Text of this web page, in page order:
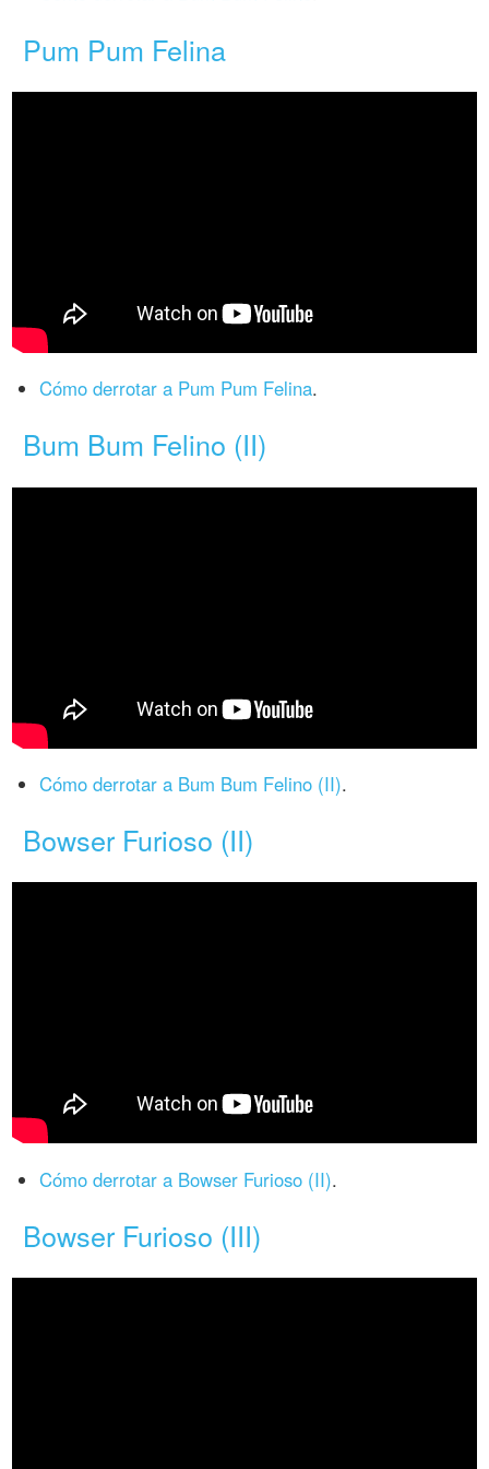
Pum Pum Felina
Cómo derrotar a Pum Pum Felina.
Bum Bum Felino (II)
Cómo derrotar a Bum Bum Felino (II).
Bowser Furioso (II)
Cómo derrotar a Bowser Furioso (II).
Bowser Furioso (III)